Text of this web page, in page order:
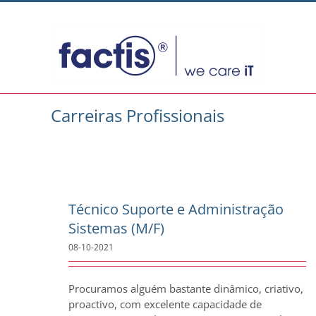
Carreiras Profissionais
Técnico Suporte e Administração
Sistemas (M/F)
08-10-2021
Procuramos alguém bastante dinâmico, criativo,
proactivo, com excelente capacidade de